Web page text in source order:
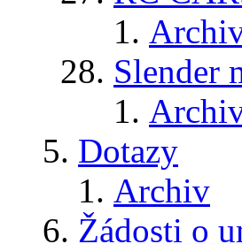
Slender
Dotazy
Archiv
Žádosti o